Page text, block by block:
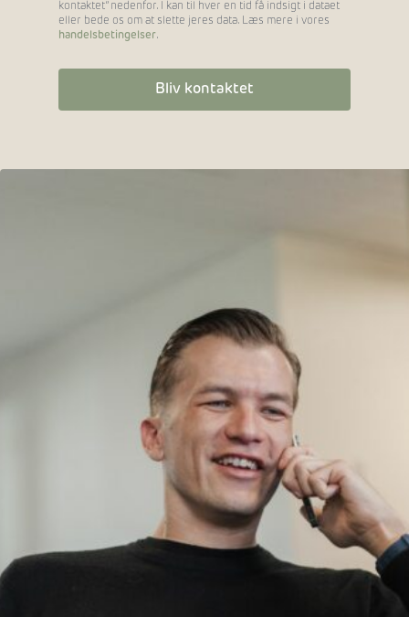
kontaktet” nedenfor. I kan til hver en tid få indsigt i dataet
eller bede os om at slette jeres data. Læs mere i vores
handelsbetingelser.
Bliv kontaktet